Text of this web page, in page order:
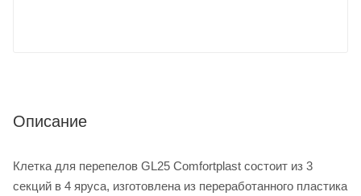
Описание
Клетка для перепелов GL25 Comfortplast состоит из 3
секций в 4 яруса, изготовлена из переработанного пластика